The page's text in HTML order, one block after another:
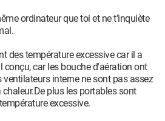
ordinateur que toi et ne t'inquiète
des température excessive car il a
conçu, car les bouche d'aération ont
interne ne sont pas assez
plus les portables sont
excessive.